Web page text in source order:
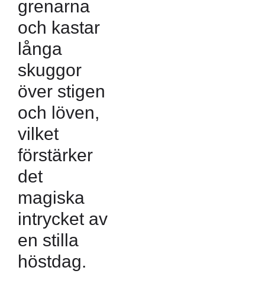
grenarna
och kastar
långa
skuggor
över stigen
och löven,
vilket
förstärker
det
magiska
intrycket av
en stilla
höstdag.